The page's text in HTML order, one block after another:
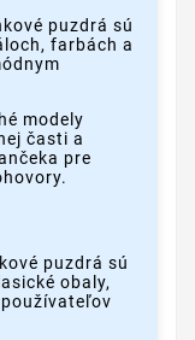
puzdrá sú
farbách a
modely
časti a
pre
puzdrá sú
obaly,